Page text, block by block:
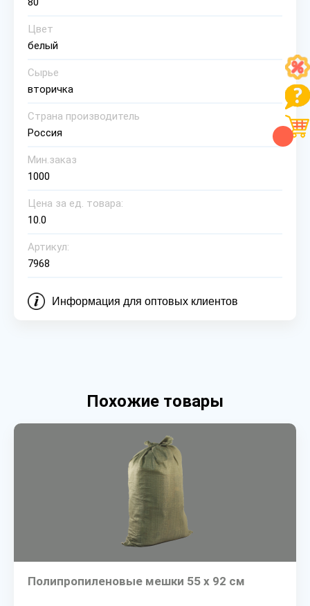
Цвет
белый
Сырье
вторичка
Страна производитель
Россия
Мин.заказ
1000
Цена за ед. товара:
10.0
Артикул:
7968
Информация для оптовых клиентов
Похожие товары
Полипропиленовые мешки 55 х 92 см